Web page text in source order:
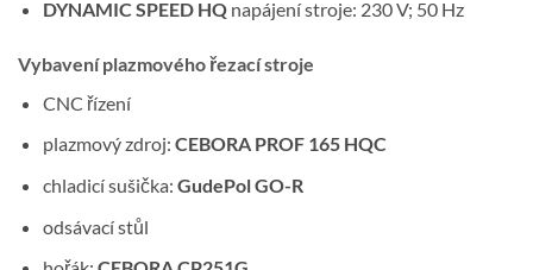
DYNAMIC SPEED HQnapájení stroje: 230 V; 50 Hz
Vybavení plazmového řezací stroje
CNC řízení
plazmový zdroj: CEBORA PROF 165 HQC
chladicí sušička: GudePol GO-R
odsávací stůl